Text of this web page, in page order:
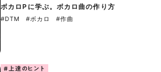
ボカロPに学ぶ。ボカロ曲の作り方
#DTM #ボカロ #作曲
#上達のヒント